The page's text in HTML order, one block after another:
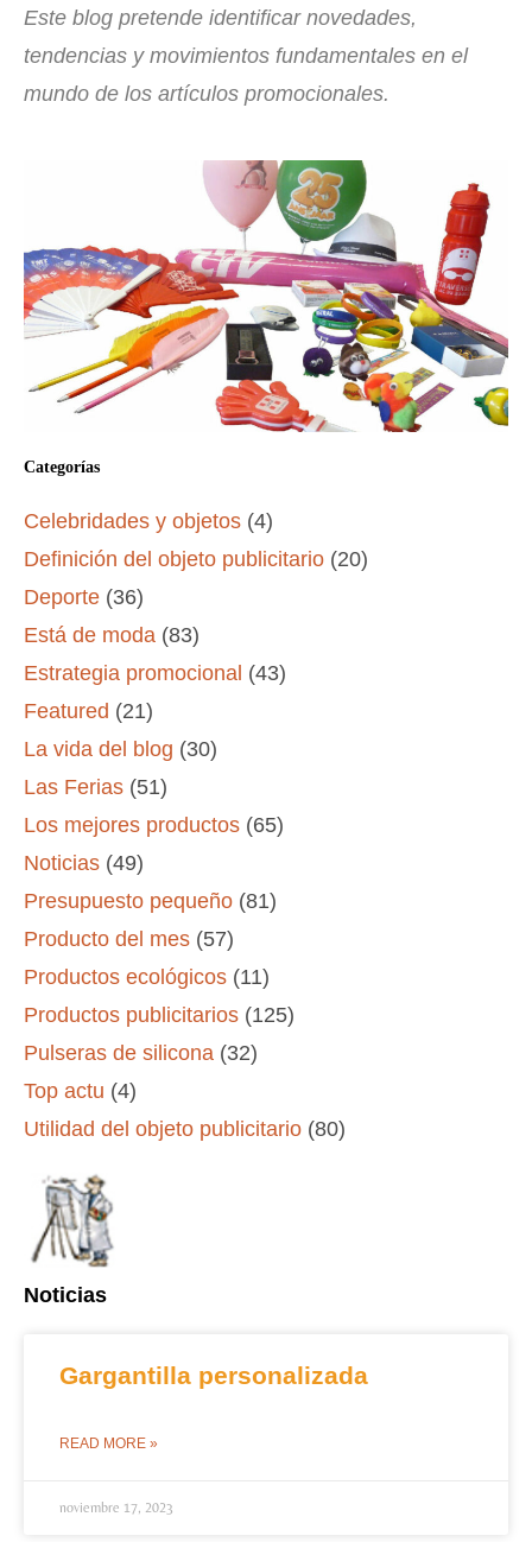
Este blog pretende identificar novedades,
tendencias y movimientos fundamentales en el
mundo de los artículos promocionales.
Categorías
Celebridades y objetos (4)
Definición del objeto publicitario (20)
Deporte (36)
Está de moda (83)
Estrategia promocional (43)
Featured (21)
La vida del blog (30)
Las Ferias (51)
Los mejores productos (65)
Noticias (49)
Presupuesto pequeño (81)
Producto del mes (57)
Productos ecológicos (11)
Productos publicitarios (125)
Pulseras de silicona (32)
Top actu (4)
Utilidad del objeto publicitario (80)
Noticias
Gargantilla personalizada
READ MORE »
noviembre 17, 2023